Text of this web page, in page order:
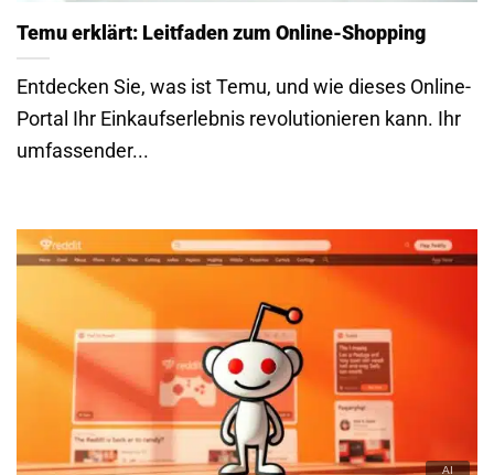
Temu erklärt: Leitfaden zum Online-Shopping
Entdecken Sie, was ist Temu, und wie dieses Online-
Portal Ihr Einkaufserlebnis revolutionieren kann. Ihr
umfassender...